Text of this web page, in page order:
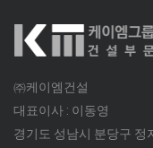
㈜케이엠건설
대표이사 : 이동영
경기도 성남시 분당구 정